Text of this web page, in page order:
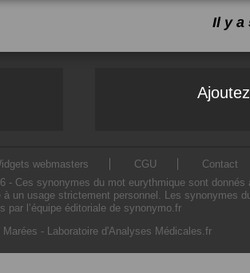
Il y a
webmasters CGU Contact
- Ces synonymes du mot eurythmique sont
un usage strictement personnel. Les synonymes
par l’équipe éditoriale de synonymo.fr
Marées - Laboratoire d'Analyses Médicales.fr